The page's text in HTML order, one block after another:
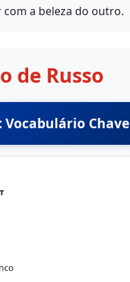
a beleza do outro.
de Russo
Vocabulário Chave